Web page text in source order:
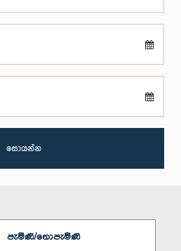
සොයන්න
පැමිණි/නොපැමිණි